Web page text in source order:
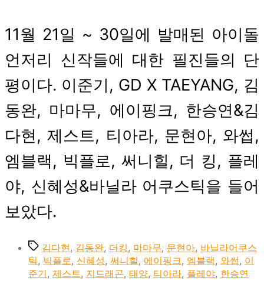
11월 21일 ~ 30일에 발매된 아이돌
언저리 신작들에 대한 필진들의 단
평이다. 이준기, GD X TAEYANG, 김
동완, 마마무, 에이핑크, 한승연&김
다현, 제스트, 티아라, 문현아, 와썹,
엠블랙, 빅플로, 써니힐, 더 킹, 플레
야, 신혜성&바닐라 어쿠스틱을 들어
보았다.
Tags김다현 , 김동완, 더킹 , 마마무, 문현아, 바닐라어쿠스
틱 , 빅플로 , 신혜성 , 써니힐 , 에이핑크 , 엠블랙 , 와썹 , 이
준기 , 제스트 , 지드래곤, 태양, 티아라, 플레야, 한승연